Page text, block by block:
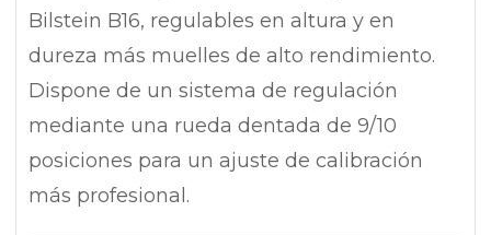
Bilstein B16, regulables en altura y en
dureza más muelles de alto rendimiento.
Dispone de un sistema de regulación
mediante una rueda dentada de 9/10
posiciones para un ajuste de calibración
más profesional.